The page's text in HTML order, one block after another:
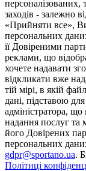
персоналізованих,
заходів - залежно
«Прийняти все»,
персональних
її Довіреними
реклами, що
хочете надавати
відкликати вже
тій мірі, в якій
дані, підставою
адміністратора, що
надання послуг та
його Довірених
персональних
gdpr@sportano.ua.
Політиці